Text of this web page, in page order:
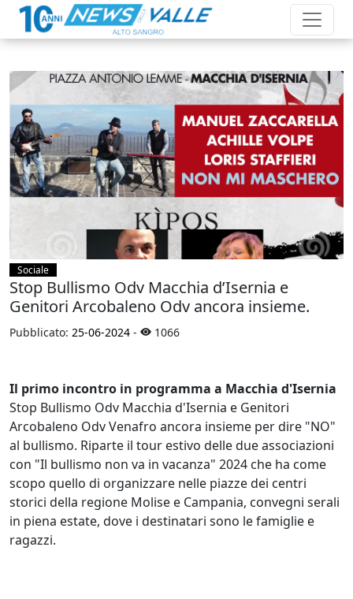
Sociale
Stop Bullismo Odv Macchia d’Isernia e
Genitori Arcobaleno Odv ancora insieme.
Pubblicato: 25-06-2024 - 1066
Il primo incontro in programma a Macchia d'Isernia
Stop Bullismo Odv Macchia d'Isernia e Genitori
Arcobaleno Odv Venafro ancora insieme per dire "NO"
al bullismo. Riparte il tour estivo delle due associazioni
con "Il bullismo non va in vacanza" 2024 che ha come
scopo quello di organizzare nelle piazze dei centri
storici della regione Molise e Campania, convegni serali
in piena estate, dove i destinatari sono le famiglie e
ragazzi.